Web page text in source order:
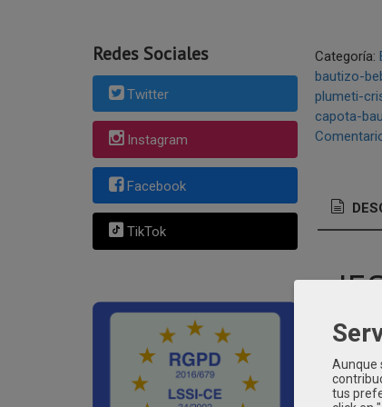
Redes Sociales
Twitter
Instagram
Facebook
TikTok
Categoría:
bautizo-
plumeti-
capota-
Este
Aunque
tus